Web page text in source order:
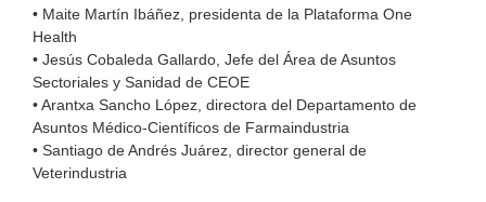
• Maite Martín Ibáñez, presidenta de la Plataforma One
Health
• Jesús Cobaleda Gallardo, Jefe del Área de Asuntos
Sectoriales y Sanidad de CEOE
• Arantxa Sancho López, directora del Departamento de
Asuntos Médico-Científicos de Farmaindustria
• Santiago de Andrés Juárez, director general de
Veterindustria